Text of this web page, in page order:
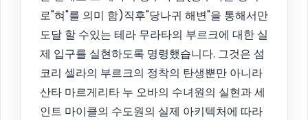
로"혀"를 의미 함)직후"당나귀 해변"을 통해서만
도달 할 수있는 테라 무라타의 부르크에 대한 실
제 입구를 실현하도록 명령했습니다. 그것은 섬
코리 셀라의 부르크의 정착의 탄생뿐만 아니라
산타 마르게리타 누 오바의 수녀원의 실현과 세
인트 마이클의 수도원의 실제 아키텍처에 따라